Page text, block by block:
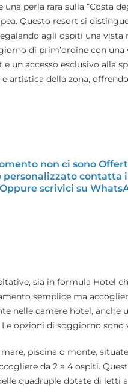
perla rara sulla “Costa
Questo resort si
agli ospiti una
di prim’ordine con
un accesso esclusivo alla
artistica della zona,
non ci sono
personalizzato
Oppure scrivici su
sia in formula Hotel
semplice ma
nelle camere hotel,
opzioni di soggiorno sono
piscina o monte,
da 2 a 4 ospiti.
quadruple dotate di letti